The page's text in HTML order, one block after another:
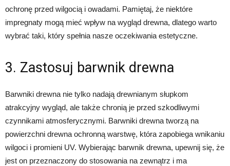
ochronę przed wilgocią i owadami. Pamiętaj, że niektóre
impregnaty mogą mieć wpływ na wygląd drewna, dlatego warto
wybrać taki, który spełnia nasze oczekiwania estetyczne.
3. Zastosuj barwnik drewna
Barwniki drewna nie tylko nadają drewnianym słupkom
atrakcyjny wygląd, ale także chronią je przed szkodliwymi
czynnikami atmosferycznymi. Barwniki drewna tworzą na
powierzchni drewna ochronną warstwę, która zapobiega wnikaniu
wilgoci i promieni UV. Wybierając barwnik drewna, upewnij się, że
jest on przeznaczony do stosowania na zewnątrz i ma